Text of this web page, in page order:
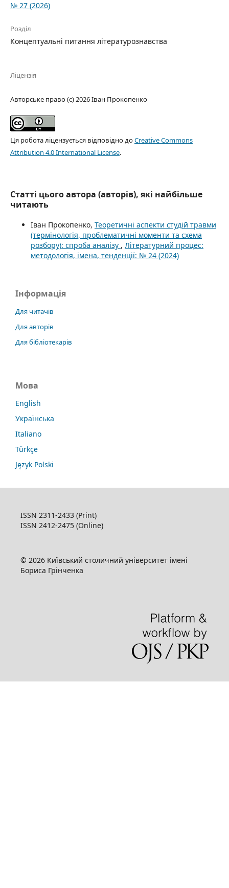
№ 27 (2026)
Розділ
Концептуальні питання літературознавства
Ліцензія
Авторське право (c) 2026 Іван Прокопенко
Ця робота ліцензується відповідно доCreative Commons
Attribution 4.0 International License.
Статті цього автора (авторів), які найбільше
читають
Іван Прокопенко, Теоретичні аспекти студій травми
(термінологія, проблематичні моменти та схема
розбору): спроба аналізу , Літературний процес:
методологія, імена, тенденції: № 24 (2024)
Інформація
Для читачів
Для авторів
Для бібліотекарів
Мова
English
Українська
Italiano
Türkçe
Język Polski
ISSN 2311-2433 (Print)
ISSN 2412-2475 (Online)
© 2026 Київський столичний університет імені
Бориса Грінченка